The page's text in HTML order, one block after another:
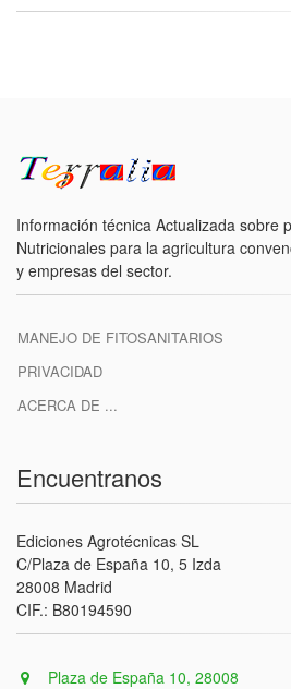
Información técnica Actualizada sobre
Nutricionales para la agricultura
y empresas del sector.
MANEJO DE FITOSANITARIOS
PRIVACIDAD
ACERCA DE ...
Encuentranos
Ediciones Agrotécnicas SL
C/Plaza de España 10, 5 Izda
28008 Madrid
CIF.: B80194590
Plaza de España 10, 28008